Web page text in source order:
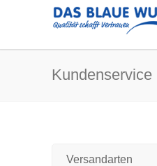
Kundenservice
Versandarten